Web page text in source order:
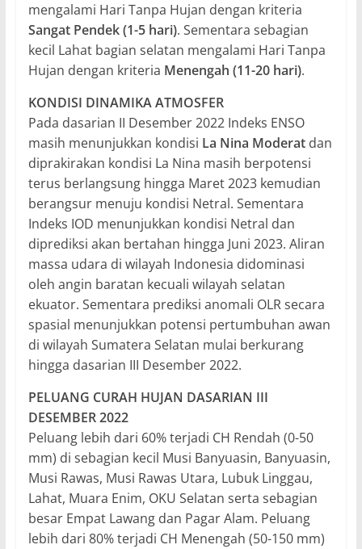
mengalami Hari Tanpa Hujan dengan kriteria
Sangat Pendek (1-5 hari). Sementara sebagian
kecil Lahat bagian selatan mengalami Hari Tanpa
Hujan dengan kriteria Menengah (11-20 hari).
KONDISI DINAMIKA ATMOSFER
Pada dasarian II Desember 2022 Indeks ENSO
masih menunjukkan kondisi La Nina Moderatdan
diprakirakan kondisi La Nina masih berpotensi
terus berlangsung hingga Maret 2023 kemudian
berangsur menuju kondisi Netral. Sementara
Indeks IOD menunjukkan kondisi Netral dan
diprediksi akan bertahan hingga Juni 2023. Aliran
massa udara di wilayah Indonesia didominasi
oleh angin baratan kecuali wilayah selatan
ekuator. Sementara prediksi anomali OLR secara
spasial menunjukkan potensi pertumbuhan awan
di wilayah Sumatera Selatan mulai berkurang
hingga dasarian III Desember 2022.
PELUANG CURAH HUJAN DASARIAN III
DESEMBER 2022
Peluang lebih dari 60% terjadi CH Rendah (0-50
mm) di sebagian kecil Musi Banyuasin, Banyuasin,
Musi Rawas, Musi Rawas Utara, Lubuk Linggau,
Lahat, Muara Enim, OKU Selatan serta sebagian
besar Empat Lawang dan Pagar Alam. Peluang
lebih dari 80% terjadi CH Menengah (50-150 mm)